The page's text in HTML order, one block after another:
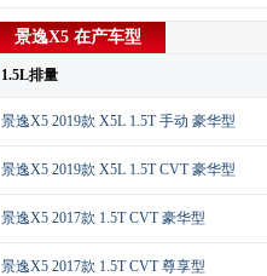
景逸X5 在产车型
1.5L排量
景逸X5 2019款 X5L 1.5T 手动 豪华型
景逸X5 2019款 X5L 1.5T CVT 豪华型
景逸X5 2017款 1.5T CVT 豪华型
景逸X5 2017款 1.5T CVT 尊享型